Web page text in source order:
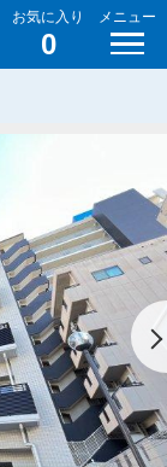
お気に入り
0
メニュー